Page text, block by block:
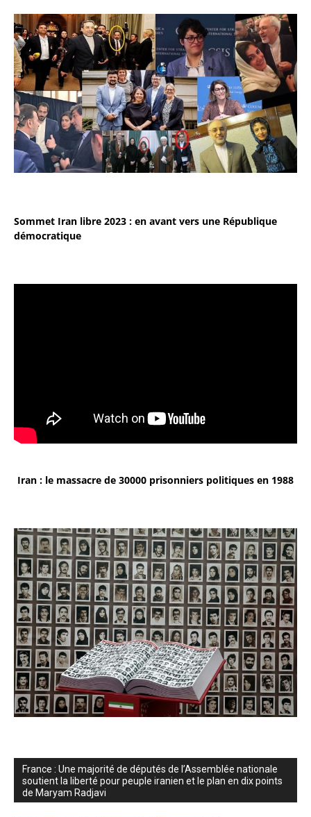
Sommet Iran libre 2023 : en avant vers une République
démocratique
Iran : le massacre de 30000 prisonniers politiques en 1988
France : Une majorité de députés de l’Assemblée nationale
soutient la liberté pour peuple iranien et le plan en dix points
de Maryam Radjavi